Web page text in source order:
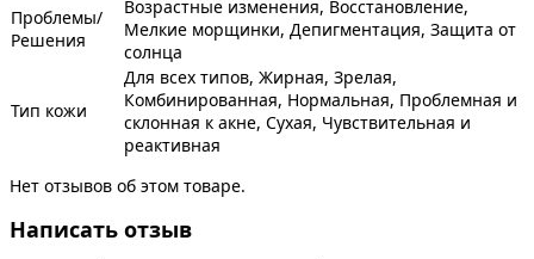
Проблемы/
Решения
Возрастные изменения, Восстановление,
Мелкие морщинки, Депигментация, Защита от
солнца
Тип кожи
Для всех типов, Жирная, Зрелая,
Комбинированная, Нормальная, Проблемная и
склонная к акне, Сухая, Чувствительная и
реактивная
Нет отзывов об этом товаре.
Написать отзыв